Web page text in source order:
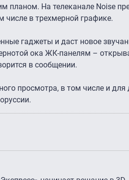
планом. На телеканале Noise
в трехмерной графике.
гаджеты и даст новое
ока ЖК-панелям –
в сообщении.
просмотра, в том числе и для